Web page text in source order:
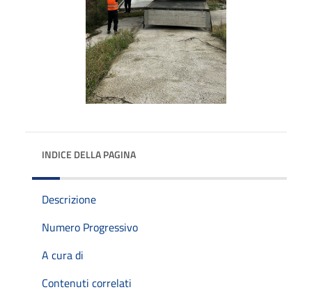
INDICE DELLA PAGINA
Descrizione
Numero Progressivo
A cura di
Contenuti correlati